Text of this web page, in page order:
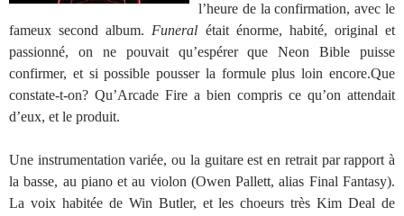
l’heure de la confirmation, avec le
fameux second album. Funeral était énorme, habité, original et
passionné, on ne pouvait qu’espérer que Neon Bible puisse
confirmer, et si possible pousser la formule plus loin encore.Que
constate-t-on? Qu’Arcade Fire a bien compris ce qu’on attendait
d’eux, et le produit.
Une instrumentation variée, ou la guitare est en retrait par rapport à
la basse, au piano et au violon (Owen Pallett, alias Final Fantasy).
La voix habitée de Win Butler, et les choeurs très Kim Deal de